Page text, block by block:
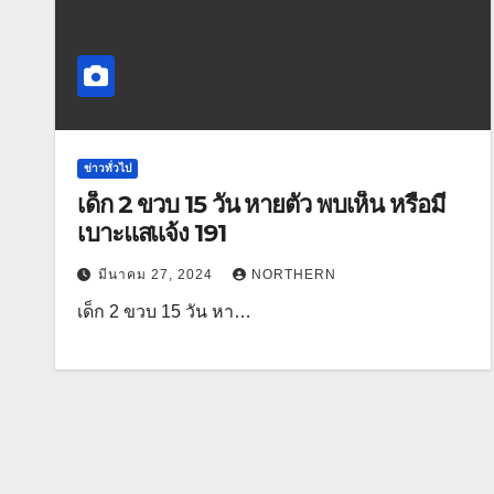
ข่าวทั่วไป
เด็ก 2 ขวบ 15 วัน หายตัว พบเห็น หรือมี
เบาะแสแจ้ง 191
มีนาคม 27, 2024 NORTHERN
เด็ก 2 ขวบ 15 วัน หา…